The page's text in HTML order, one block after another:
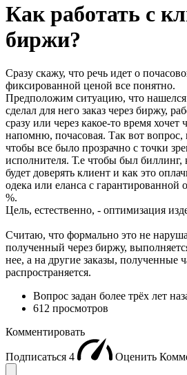
Как работать с
биржи?
Сразу скажу, что речь идет о
фиксированной ценой все понятно.
Предположим ситуацию, что
сделал для него заказ через биржу,
сразу или через какое-то время хочет
напомню, почасовая. Так вот вопрос,
чтобы все было прозрачно с точки
исполнителя. Т.е чтобы был биллинг,
будет доверять клиент и как это
одека или еланса с
%.
Цель, естественно, - оптимизация
Считаю, что формально это не
полученный через биржу,
нее, а на другие заказы, полученные
распространяется.
Вопрос задан более трёх лет
612 просмотров
Комментировать
Подписаться 4 Оценить